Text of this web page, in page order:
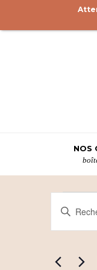
NOS
R
e
c
Saisir
mot-
clé.